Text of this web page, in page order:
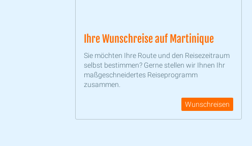
Ihre Wunschreise auf Martinique
Sie möchten Ihre Route und den Reisezeitraum
selbst bestimmen? Gerne stellen wir Ihnen Ihr
maßgeschneidertes Reiseprogramm
zusammen.
Wunschreisen